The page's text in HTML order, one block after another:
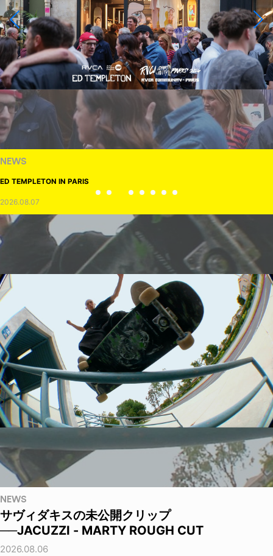
NEWS
ED TEMPLETON IN PARIS
2026.08.07
NEWS
サヴィダキスの未公開クリップ
──JACUZZI - MARTY ROUGH CUT
2026.08.06